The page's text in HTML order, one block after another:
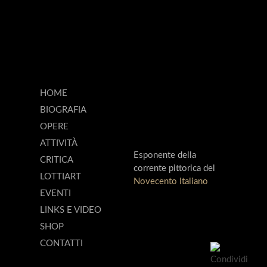
HOME
BIOGRAFIA
OPERE
ATTIVITÀ
CRITICA
LOTTIART
EVENTI
LINKS E VIDEO
SHOP
CONTATTI
Esponente della
corrente pittorica del
Novecento Italiano